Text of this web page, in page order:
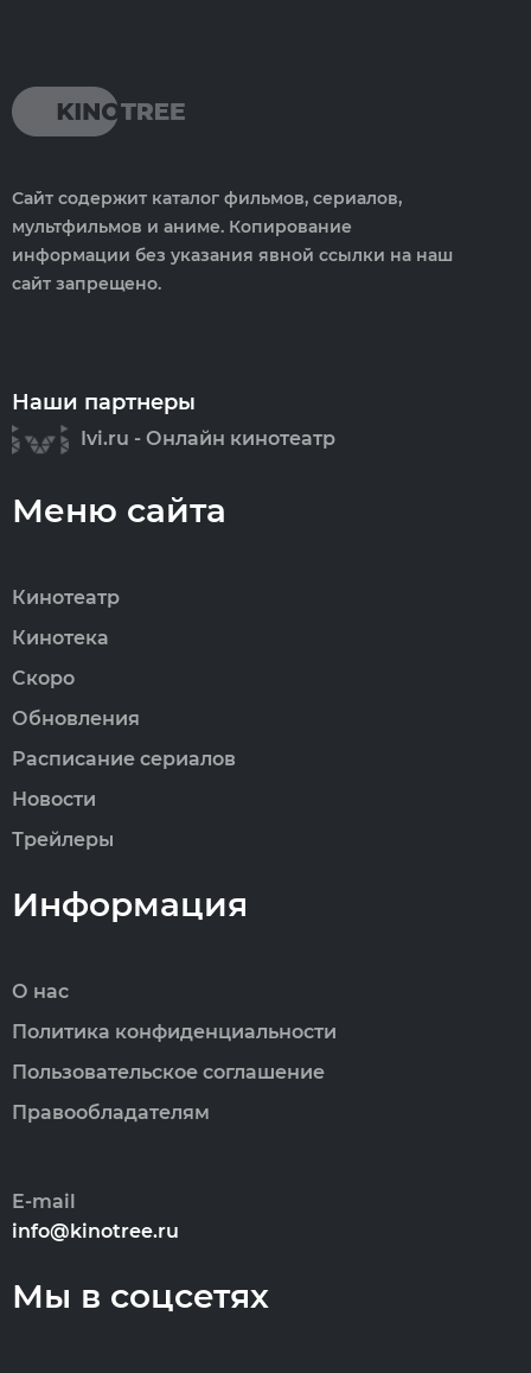
Сайт содержит каталог фильмов, сериалов,
мультфильмов и аниме. Копирование
информации без указания явной ссылки на наш
сайт запрещено.
Наши партнеры
Ivi.ru - Онлайн кинотеатр
Меню сайта
Кинотеатр
Кинотека
Скоро
Обновления
Расписание сериалов
Новости
Трейлеры
Информация
О нас
Политика конфиденциальности
Пользовательское соглашение
Правообладателям
E-mail
info@kinotree.ru
Мы в соцсетях